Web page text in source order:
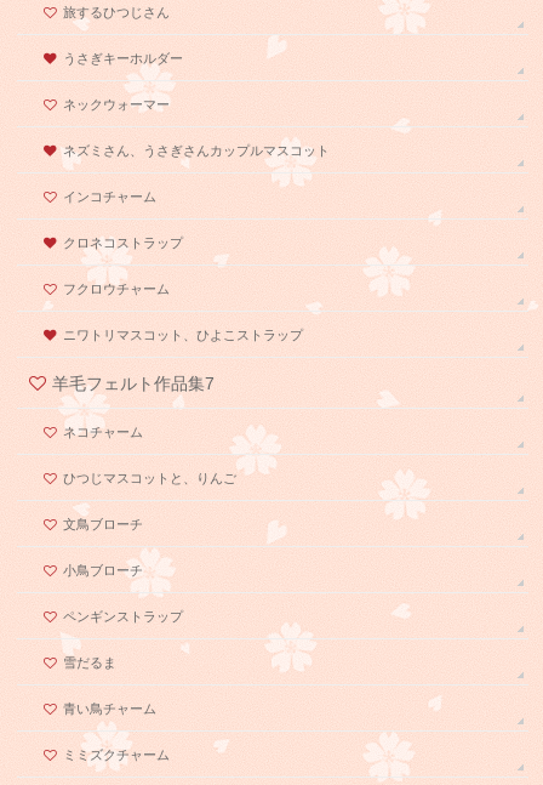
旅するひつじさん
うさぎキーホルダー
ネックウォーマー
ネズミさん、うさぎさんカップルマスコット
インコチャーム
クロネコストラップ
フクロウチャーム
ニワトリマスコット、ひよこストラップ
羊毛フェルト作品集7
ネコチャーム
ひつじマスコットと、りんご
文鳥ブローチ
小鳥ブローチ
ペンギンストラップ
雪だるま
青い鳥チャーム
ミミズクチャーム